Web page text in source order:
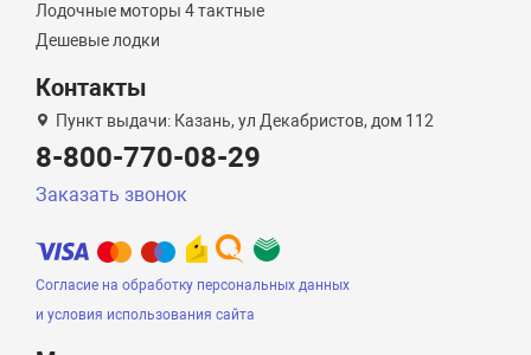
Лодочные моторы 4 тактные
Дешевые лодки
Контакты
Пункт выдачи: Казань, ул Декабристов, дом 112
8-800-770-08-29
Заказать звонок
Согласие на обработку персональных данных
и условия использования сайта